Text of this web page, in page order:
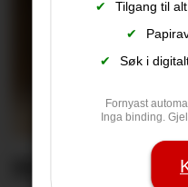
✔
Tilgang til
✔
✔
Søk i
Fornyast
Inga binding.
Minnest